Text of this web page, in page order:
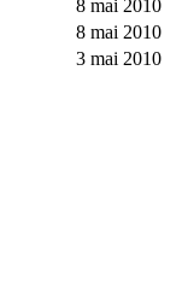
8 mai 2010
8 mai 2010
3 mai 2010